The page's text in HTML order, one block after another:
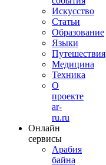
Искусство
Статьи
Образование
Языки
Путешествия
Медицина
Техника
О
проекте
ar-
ru.ru
Онлайн
сервисы
Арабия
байна